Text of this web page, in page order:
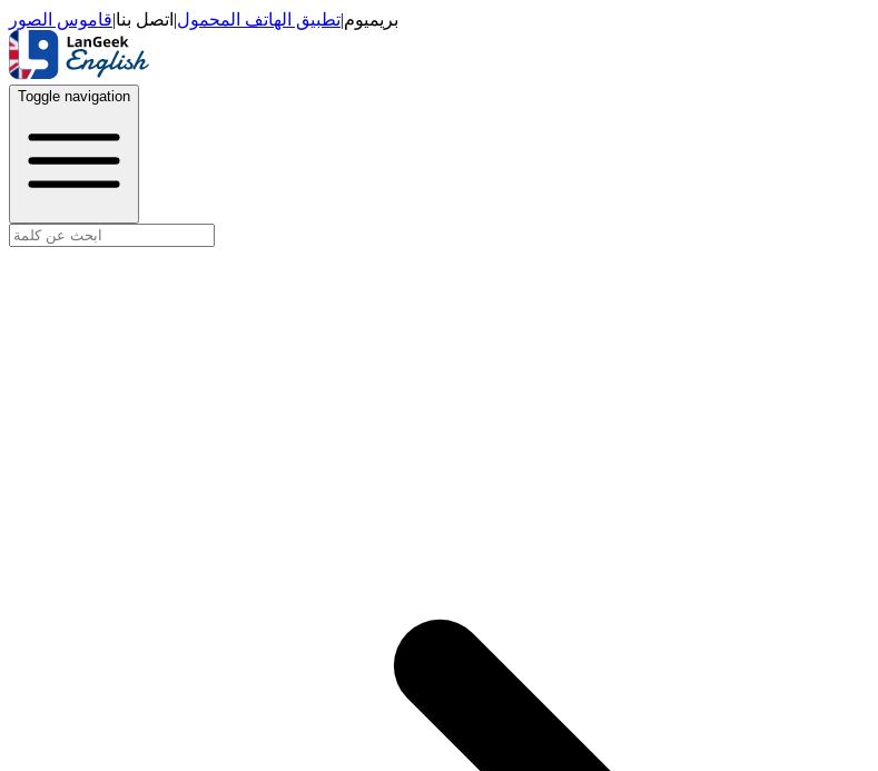
بريميوم|تطبيق الهاتف المحمول| اتصل بنا|قاموس الصور
Toggle navigation